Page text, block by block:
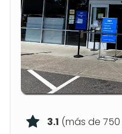
3.1 (más de